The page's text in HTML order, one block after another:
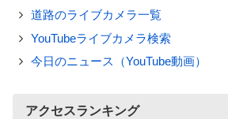
道路のライブカメラ一覧
YouTubeライブカメラ検索
今日のニュース（YouTube動画）
アクセスランキング